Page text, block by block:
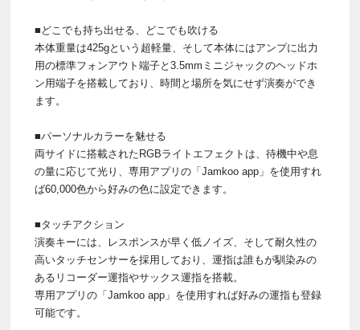
■どこでも持ち出せる、どこでも吹ける
本体重量は425gという超軽量、そして本体にはアンプに出力
用の標準フォンアウト端子と3.5mmミニジャックのヘッドホ
ン用端子を搭載しており、時間と場所を気にせず演奏ができ
ます。
■パーソナルカラーを魅せる
両サイドに搭載されたRGBライトエフェクトは、待機中や息
の量に応じて光り、専用アプリの「Jamkoo app」を使用すれ
ば60,000色から好みの色に設定できます。
■タッチアクション
演奏キーには、レスポンスが早く低ノイズ、そして耐久性の
高いタッチセンサーを採用しており、運指は誰もが馴染みの
あるリコーダー運指やサックス運指を搭載。
専用アプリの「Jamkoo app」を使用すれば好みの運指も登録
可能です。